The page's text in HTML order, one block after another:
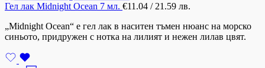
Гел лак Midnight Ocean 7 мл. €11.04 / 21.59 лв.
„Midnight Ocean“ е гел лак в наситен тъмен нюанс на морско
синьото, придружен с нотка на лилият и нежен лилав цвят.